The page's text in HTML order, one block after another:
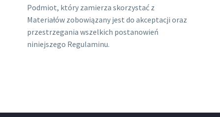
Podmiot, który zamierza skorzystać z
Materiałów zobowiązany jest do akceptacji oraz
przestrzegania wszelkich postanowień
niniejszego Regulaminu.